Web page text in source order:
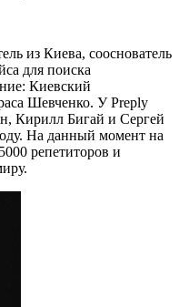
из Киева, сооснователь
для поиска
Киевский
Шевченко. У Preply
Кирилл Бигай и Сергей
На данный момент на
репетиторов и